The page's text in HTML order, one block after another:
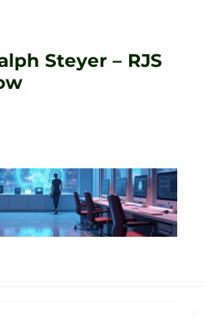
Steyer – RJS